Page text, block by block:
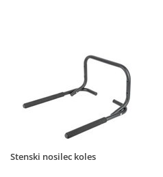
Stenski nosilec koles